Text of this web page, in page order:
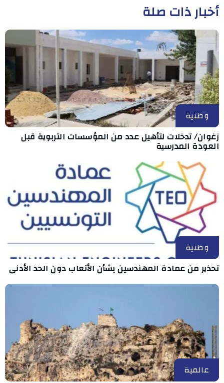
أخبار ذات صلة
وطنية
زغوان/ تدخلات لتأهيل عدد من المؤسسات التربوية قبل
العودة المدرسية
وطنية
تحذير من عمادة المهندسين بشأن الأتعاب دون الحد الأدنى
عالمية